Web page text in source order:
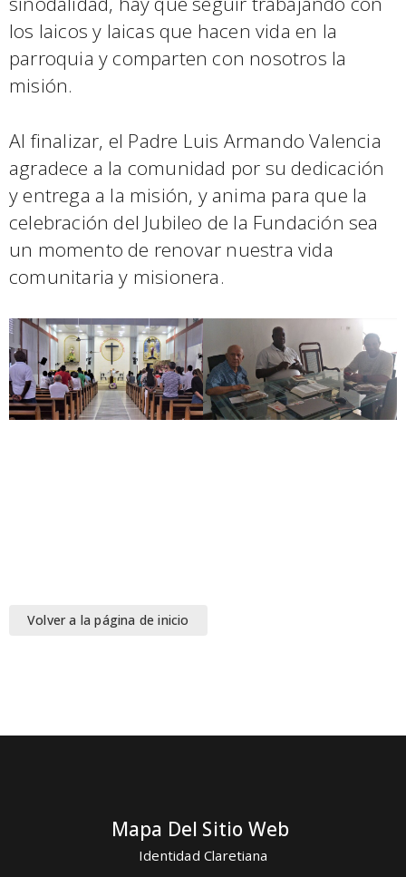
los laicos y laicas que hacen vida en la
parroquia y comparten con nosotros la
misión.
Al finalizar, el Padre Luis Armando Valencia
agradece a la comunidad por su dedicación
y entrega a la misión, y anima para que la
celebración del Jubileo de la Fundación sea
un momento de renovar nuestra vida
comunitaria y misionera.
Volver a la página de inicio
Mapa Del Sitio Web
Identidad Claretiana